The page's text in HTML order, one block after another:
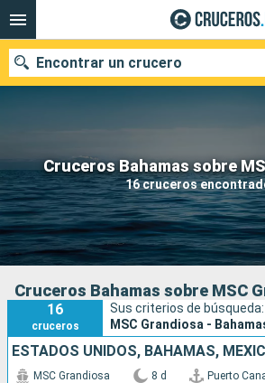
Cruceros Bahamas sobre
16 cruceros
Encontrar un crucero
Nuestros destinos
Fecha de salida
Puertos
Cruceros Bahamas sobre MSC
16
cruceros
Sus criterios de búsqueda:
MSC Grandiosa -
ESTADOS UNIDOS, BAHAMAS,
MSC Grandiosa 8 d Puerto